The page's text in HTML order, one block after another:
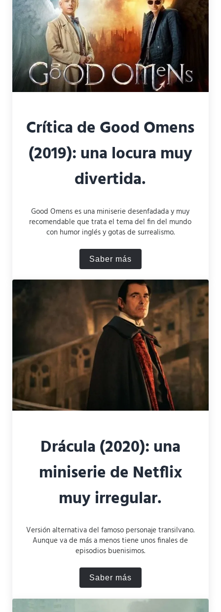
Crítica de Good Omens
(2019): una locura muy
divertida.
Good Omens es una miniserie desenfadada y muy
recomendable que trata el tema del fin del mundo
con humor inglés y gotas de surrealismo.
Saber másCrítica de Good Omens
Drácula (2020): una
miniserie de Netflix
muy irregular.
Versión alternativa del famoso personaje transilvano.
Aunque va de más a menos tiene unos finales de
episodios buenisimos.
Saber másDrácula (2020): una